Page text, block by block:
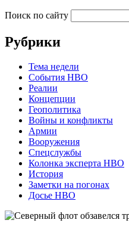
Поиск по сайту
Рубрики
Тема недели
События НВО
Реалии
Концепции
Геополитика
Войны и конфликты
Армии
Вооружения
Спецслужбы
Колонка эксперта НВО
История
Заметки на погонах
Досье НВО